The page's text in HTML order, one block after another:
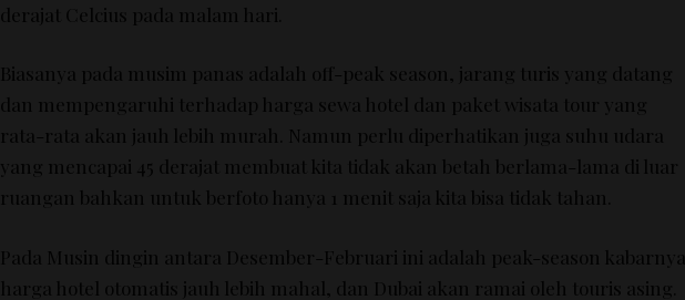
derajat Celcius pada malam hari.
Biasanya pada musim panas adalah off-peak season, jarang turis yang datang
dan mempengaruhi terhadap harga sewa hotel dan paket wisata tour yang
rata-rata akan jauh lebih murah. Namun perlu diperhatikan juga suhu udara
yang mencapai 45 derajat membuat kita tidak akan betah berlama-lama di luar
ruangan bahkan untuk berfoto hanya 1 menit saja kita bisa tidak tahan.
Pada Musin dingin antara Desember-Februari ini adalah peak-season kabarnya
harga hotel otomatis jauh lebih mahal, dan Dubai akan ramai oleh touris asing.